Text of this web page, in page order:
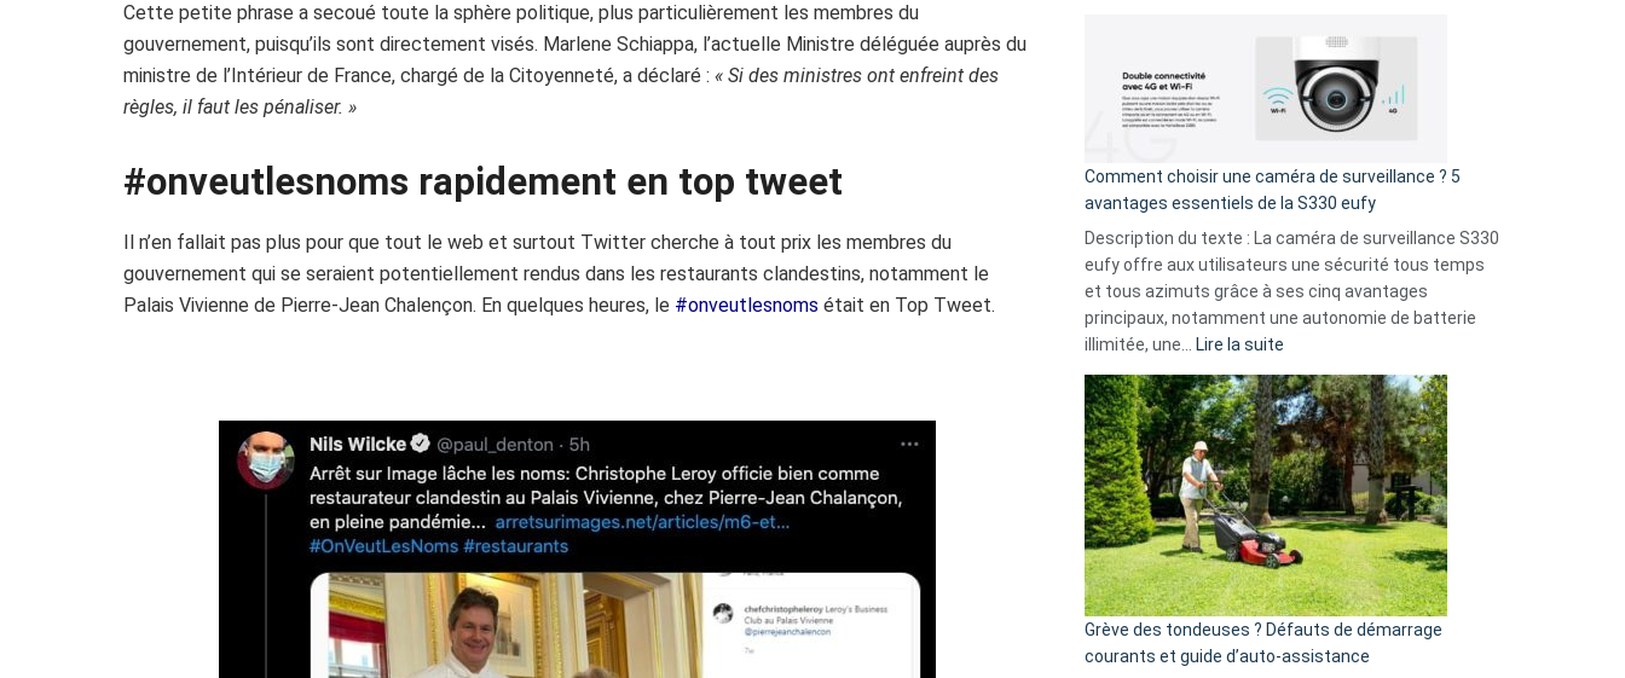
Cette petite phrase a secoué toute la sphère politique, plus particulièrement les membres du
gouvernement, puisqu’ils sont directement visés. Marlene Schiappa, l’actuelle Ministre déléguée auprès du
ministre de l’Intérieur de France, chargé de la Citoyenneté, a déclaré : « Si des ministres ont enfreint des
règles, il faut les pénaliser. »
#onveutlesnoms rapidement en top tweet
Il n’en fallait pas plus pour que tout le web et surtout Twitter cherche à tout prix les membres du
gouvernement qui se seraient potentiellement rendus dans les restaurants clandestins, notamment le
Palais Vivienne de Pierre-Jean Chalençon. En quelques heures, le #onveutlesnoms était en Top Tweet.
record
La
fuite
16
milliards
données
menace
Facebook,
Telegram
GitHub
Comment choisir une caméra de surveillance ? 5
avantages essentiels de la S330 eufy
Description du texte : La caméra de surveillance S330
eufy offre aux utilisateurs une sécurité tous temps
et tous azimuts grâce à ses cinq avantages
principaux, notamment une autonomie de batterie
illimitée, une…
Lire la suite
choisir
une
caméra
de
surveillance
?
5
avantages
essentiels
de
la
Grève des tondeuses ? Défauts de démarrage
courants et guide d’auto-assistance